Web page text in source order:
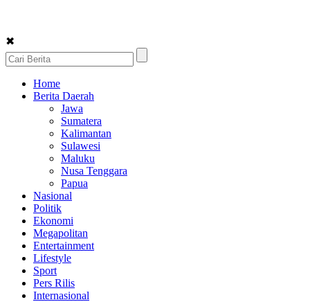
✖
Home
Berita Daerah
Jawa
Sumatera
Kalimantan
Sulawesi
Maluku
Nusa Tenggara
Papua
Nasional
Politik
Ekonomi
Megapolitan
Entertainment
Lifestyle
Sport
Pers Rilis
Internasional